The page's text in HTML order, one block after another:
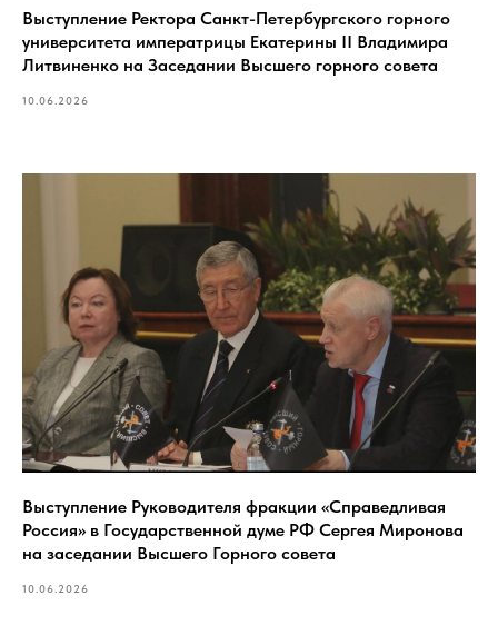
Выступление Ректора Санкт-Петербургского горного
университета императрицы Екатерины II Владимира
Литвиненко на Заседании Высшего горного совета
10.06.2026
Выступление Руководителя фракции «Справедливая
Россия» в Государственной думе РФ Сергея Миронова
на заседании Высшего Горного совета
10.06.2026